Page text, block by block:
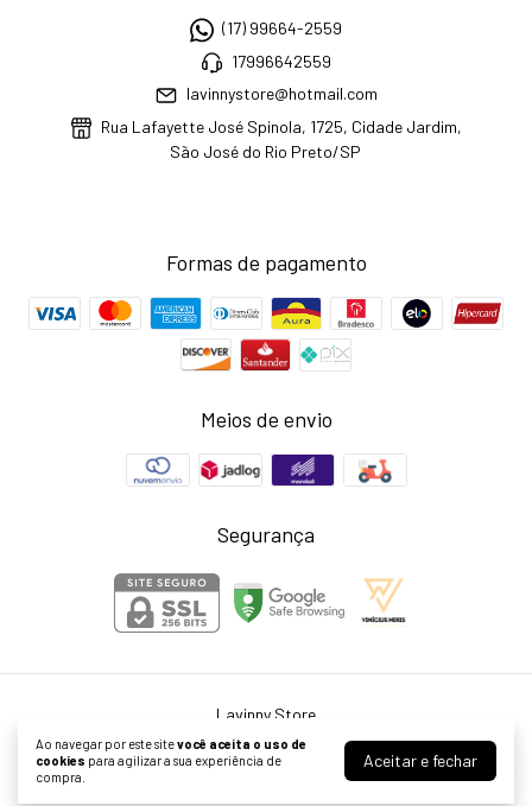
Ao navegar por este sitevocê aceita o uso de
cookies para agilizar a sua experiência de
compra.
Aceitar e fechar
(17) 99664-2559
17996642559
lavinnystore@hotmail.com
Rua Lafayette José Spinola, 1725, Cidade Jardim,
São José do Rio Preto/SP
Formas de pagamento
Meios de envio
Segurança
Lavinny Store
©2026. Larissa Neris Cardoso Agostini ME - 39999976000155. Todos os
direitos reservados.